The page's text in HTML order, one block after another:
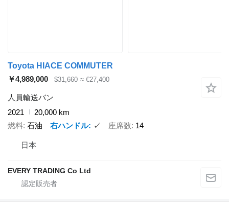
Toyota HIACE COMMUTER
￥4,989,000
$31,660 ≈ €27,400
人員輸送バン
2021
20,000 km
燃料 石油 右ハンドル ✓ 座席数 14
日本
EVERY TRADING Co Ltd